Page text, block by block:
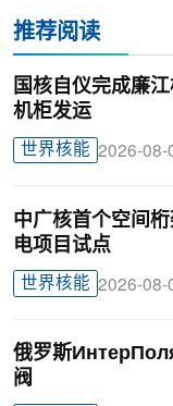
推荐阅读
国核自仪完成廉
机柜发运
世界核能 2026-08-
中广核首个空间
电项目试点
世界核能 2026-08-
俄罗斯
阀